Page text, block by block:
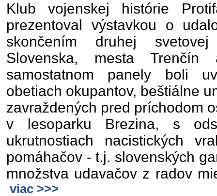
Klub vojenskej histórie
prezentoval výstavkou o
skončením druhej
Slovenska, mesta
samostatnom panely boli
obetiach okupantov, beštiálne
zavraždených pred príchodom
v lesoparku Brezina, s
ukrutnostiach nacistických
pomáhačov - t.j. slovenských
množstva udavačov z radov
viac >>>